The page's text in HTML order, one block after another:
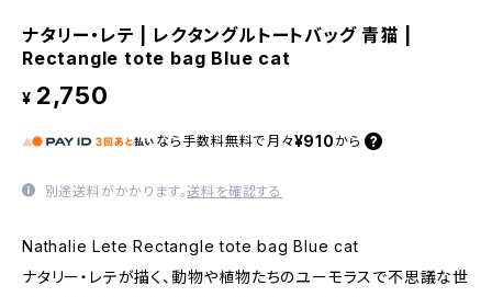
ナタリー・レテ | レクタングルトートバッグ 青猫 |
Rectangle tote bag Blue cat
¥ 2,750
なら 手数料無料で 月々¥910 から
別途送料がかかります。送料を確認する
Nathalie Lete Rectangle tote bag Blue cat
ナタリー・レテが描く、動物や植物たちのユーモラスで不思議な世